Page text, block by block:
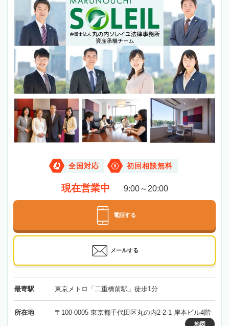
全国対応 初回相談無料
現在営業中 9:00～20:00
電話する
メールする
最寄駅 東京メトロ「二重橋前駅」徒歩1分
所在地 〒100-0005 東京都千代田区丸の内2-2-1 岸本ビル4階
地図